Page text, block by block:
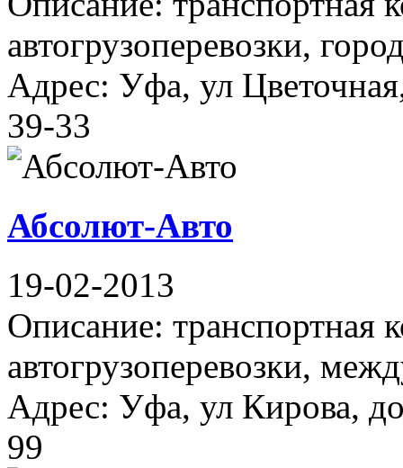
автогрузоперевозки,
Адрес: Уфа, ул
39-33
Абсолют-Авто
19-02-2013
Описание: транспортная
автогрузоперевозки,
Адрес: Уфа, ул Кирова,
99